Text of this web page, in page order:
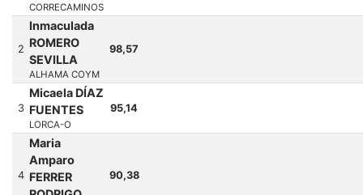
CORRECAMINOS
2
Inmaculada
ROMERO
SEVILLA
ALHAMA COYM
98,57
3
Micaela DÍAZ
FUENTES
LORCA-O
95,14
4
Maria
Amparo
FERRER
90,38